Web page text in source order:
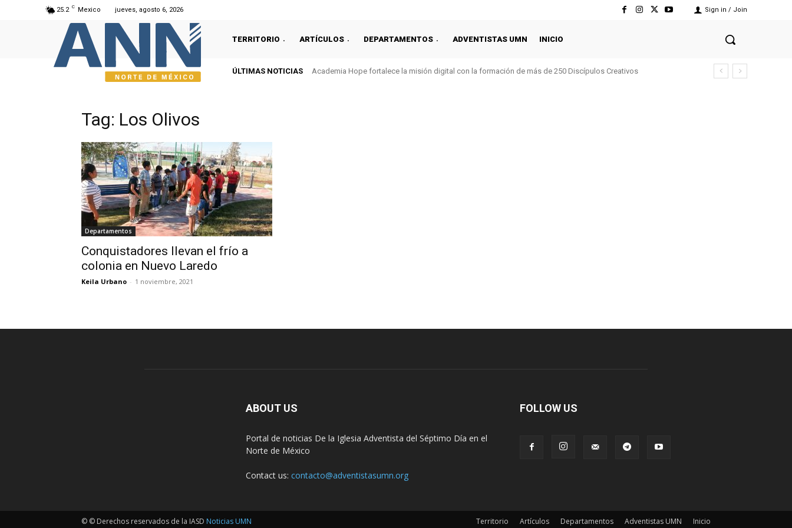
25.2 C Mexico jueves, agosto 6, 2026 Sign in / Join
TERRITORIO ARTÍCULOS DEPARTAMENTOS ADVENTISTAS UMN INICIO
ÚLTIMAS NOTICIAS Academia Hope fortalece la misión digital con la formación de más de 250 Discípulos Creativos
Tag: Los Olivos
Departamentos
Conquistadores llevan el frío a
colonia en Nuevo Laredo
Keila Urbano - 1 noviembre, 2021
ABOUT US
Portal de noticias De la Iglesia Adventista del Séptimo Día en el
Norte de México
Contact us: contacto@adventistasumn.org
FOLLOW US
Territorio Artículos Departamentos Adventistas UMN Inicio
© © Derechos reservados de la IASD Noticias UMN